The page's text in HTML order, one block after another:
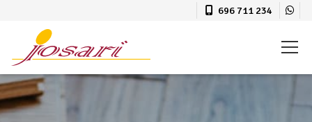
696 711 234